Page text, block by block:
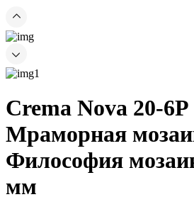
Crema Nova 20-6P
Мраморная
Философия
мм